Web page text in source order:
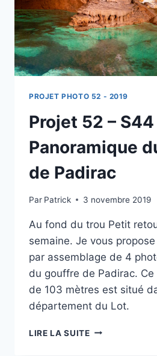
PROJET PHOTO 52 - 2019
Projet 52 – S44
Panoramique
de Padirac
Par Patrick 3 novembre 2019
Au fond du trou Petit
semaine. Je vous
par assemblage de 4
du gouffre de Padirac.
de 103 mètres est situé
département du Lot.
LIRE LA SUITEPROJET